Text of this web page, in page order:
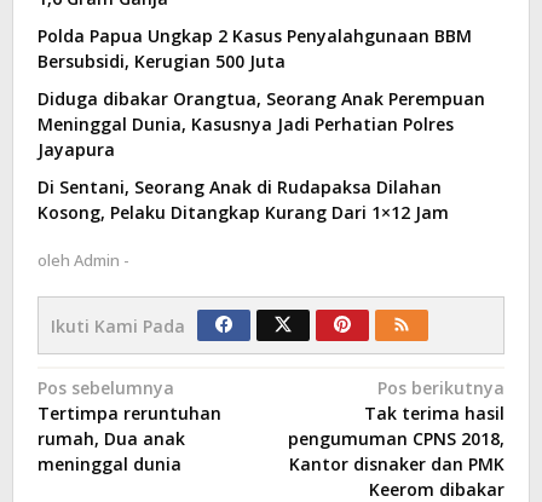
Polda Papua Ungkap 2 Kasus Penyalahgunaan BBM
Bersubsidi, Kerugian 500 Juta
Diduga dibakar Orangtua, Seorang Anak Perempuan
Meninggal Dunia, Kasusnya Jadi Perhatian Polres
Jayapura
Di Sentani, Seorang Anak di Rudapaksa Dilahan
Kosong, Pelaku Ditangkap Kurang Dari 1×12 Jam
oleh Admin -
Ikuti Kami Pada
Navigasi
pos
Pos sebelumnya
Tertimpa reruntuhan
rumah, Dua anak
meninggal dunia
Pos berikutnya
Tak terima hasil
pengumuman CPNS 2018,
Kantor disnaker dan PMK
Keerom dibakar